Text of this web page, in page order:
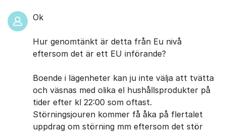
Ok
Hur genomtänkt är detta från Eu nivå
eftersom det är ett EU införande?
Boende i lägenheter kan ju inte välja att tvätta
och väsnas med olika el hushållsprodukter på
tider efter kl 22:00 som oftast.
Störningsjouren kommer få åka på flertalet
uppdrag om störning mm eftersom det stör